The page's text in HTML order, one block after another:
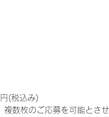
(税込み)
数枚のご応募を可能とさ